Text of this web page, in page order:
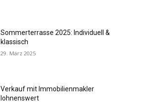
Sommerterrasse 2025: Individuell &
klassisch
29. März 2025
Verkauf mit Immobilienmakler
lohnenswert